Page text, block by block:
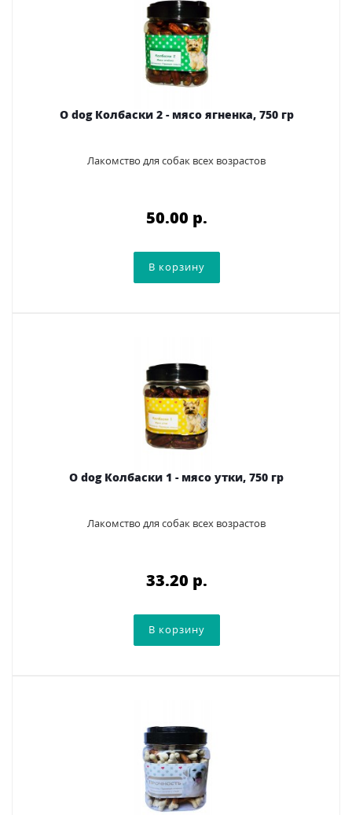
O dog Колбаски 2 - мясо ягненка, 750 гр
Лакомство для собак всех возрастов
50.00 p.
O dog Колбаски 1 - мясо утки, 750 гр
Лакомство для собак всех возрастов
33.20 p.